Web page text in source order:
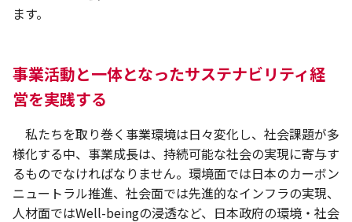
ます。
事業活動と一体となったサステナビリティ経
営を実践する
私たちを取り巻く事業環境は日々変化し、社会課題が多
様化する中、事業成長は、持続可能な社会の実現に寄与す
るものでなければなりません。環境面では日本のカーボン
ニュートラル推進、社会面では先進的なインフラの実現、
人材面ではWell-beingの浸透など、日本政府の環境・社会